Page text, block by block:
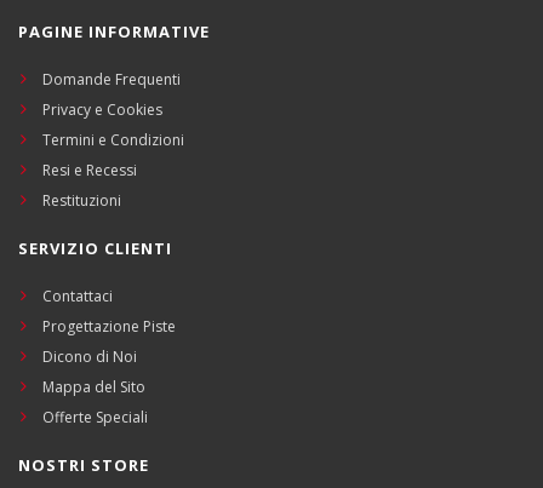
PAGINE INFORMATIVE
Domande Frequenti
Privacy e Cookies
Termini e Condizioni
Resi e Recessi
Restituzioni
SERVIZIO CLIENTI
Contattaci
Progettazione Piste
Dicono di Noi
Mappa del Sito
Offerte Speciali
NOSTRI STORE